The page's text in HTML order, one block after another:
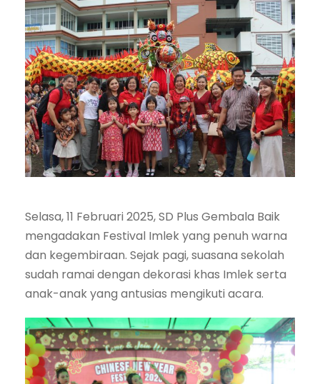
Selasa, 11 Februari 2025, SD Plus Gembala Baik
mengadakan Festival Imlek yang penuh warna
dan kegembiraan. Sejak pagi, suasana sekolah
sudah ramai dengan dekorasi khas Imlek serta
anak-anak yang antusias mengikuti acara.